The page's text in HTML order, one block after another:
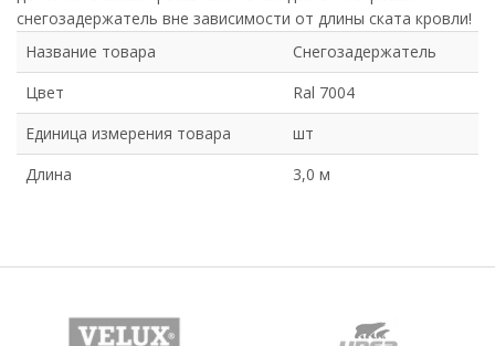
снегозадержатель вне зависимости от длины ската кровли!
Название товара
Снегозадержатель
Цвет
Ral 7004
Единица измерения товара
шт
Длина
3,0 м